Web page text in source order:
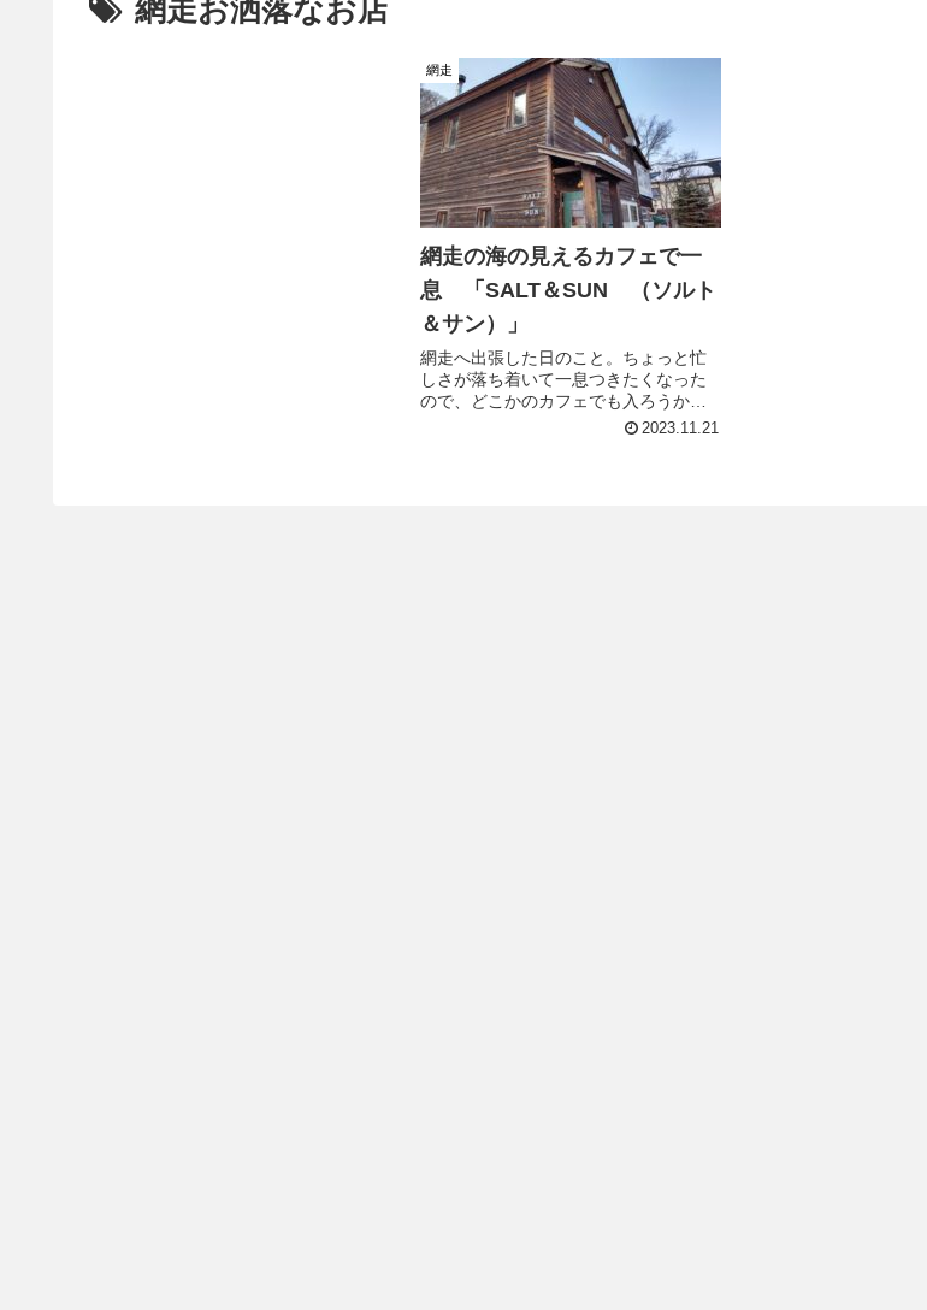
網走お洒落なお店
網走
網走の海の見えるカフェで一
息 「SALT＆SUN （ソルト
＆サン）」
網走へ出張した日のこと。ちょっと忙
しさが落ち着いて一息つきたくなった
ので、どこかのカフェでも入ろうかと
調べたところ 素敵なお店があるじゃな
2023.11.21